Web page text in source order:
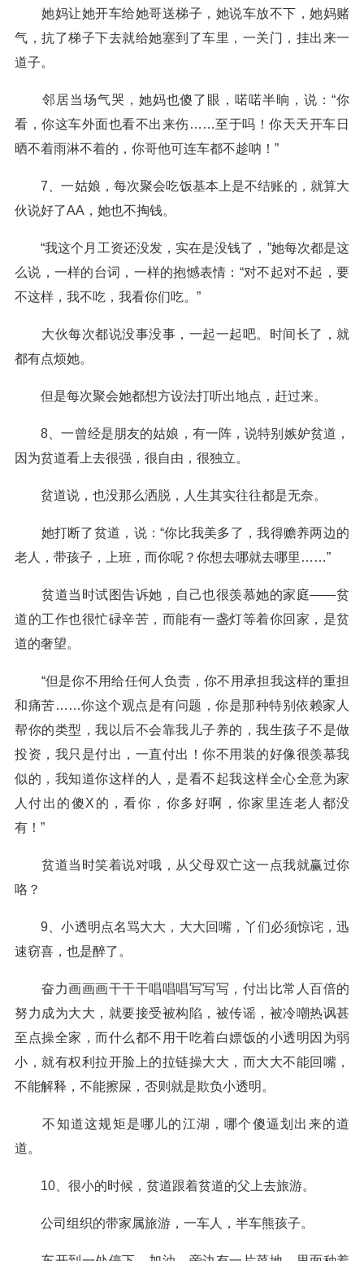
她妈让她开车给她哥送梯子，她说车放不下，她妈赌
气，抗了梯子下去就给她塞到了车里，一关门，挂出来一
道子。
邻居当场气哭，她妈也傻了眼，喏喏半晌，说：“你
看，你这车外面也看不出来伤……至于吗！你天天开车日
晒不着雨淋不着的，你哥他可连车都不趁呐！”
7、一姑娘，每次聚会吃饭基本上是不结账的，就算大
伙说好了AA，她也不掏钱。
“我这个月工资还没发，实在是没钱了，”她每次都是这
么说，一样的台词，一样的抱憾表情：“对不起对不起，要
不这样，我不吃，我看你们吃。”
大伙每次都说没事没事，一起一起吧。时间长了，就
都有点烦她。
但是每次聚会她都想方设法打听出地点，赶过来。
8、一曾经是朋友的姑娘，有一阵，说特别嫉妒贫道，
因为贫道看上去很强，很自由，很独立。
贫道说，也没那么洒脱，人生其实往往都是无奈。
她打断了贫道，说：“你比我美多了，我得赡养两边的
老人，带孩子，上班，而你呢？你想去哪就去哪里……”
贫道当时试图告诉她，自己也很羡慕她的家庭——贫
道的工作也很忙碌辛苦，而能有一盏灯等着你回家，是贫
道的奢望。
“但是你不用给任何人负责，你不用承担我这样的重担
和痛苦……你这个观点是有问题，你是那种特别依赖家人
帮你的类型，我以后不会靠我儿子养的，我生孩子不是做
投资，我只是付出，一直付出！你不用装的好像很羡慕我
似的，我知道你这样的人，是看不起我这样全心全意为家
人付出的傻X的，看你，你多好啊，你家里连老人都没
有！”
贫道当时笑着说对哦，从父母双亡这一点我就赢过你
咯？
9、小透明点名骂大大，大大回嘴，丫们必须惊诧，迅
速窃喜，也是醉了。
奋力画画画干干干唱唱唱写写写，付出比常人百倍的
努力成为大大，就要接受被构陷，被传谣，被冷嘲热讽甚
至点操全家，而什么都不用干吃着白嫖饭的小透明因为弱
小，就有权利拉开脸上的拉链操大大，而大大不能回嘴，
不能解释，不能擦屎，否则就是欺负小透明。
不知道这规矩是哪儿的江湖，哪个傻逼划出来的道
道。
10、很小的时候，贫道跟着贫道的父上去旅游。
公司组织的带家属旅游，一车人，半车熊孩子。